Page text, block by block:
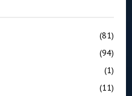
(81)
(94)
(1)
(11)